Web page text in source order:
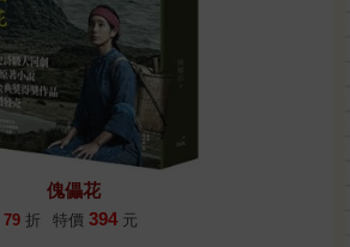
傀儡花
79 折 特價 394 元